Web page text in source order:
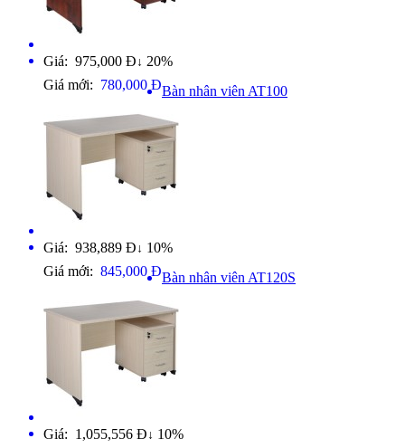
Giá: 975,000 Đ ↓ 20%
Giá mới: 780,000 ĐBàn nhân viên AT100
Giá: 938,889 Đ ↓ 10%
Giá mới: 845,000 ĐBàn nhân viên AT120S
Giá: 1,055,556 Đ ↓ 10%